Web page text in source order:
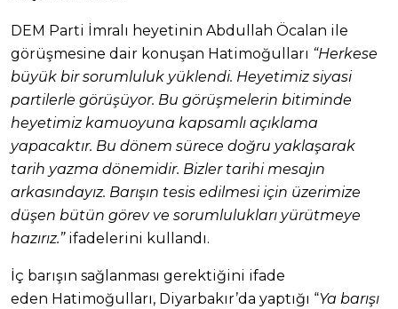
DEM Parti İmralı heyetinin Abdullah Öcalan ile
görüşmesine dair konuşan Hatimoğulları “Herkese
büyük bir sorumluluk yüklendi. Heyetimiz siyasi
partilerle görüşüyor. Bu görüşmelerin bitiminde
heyetimiz kamuoyuna kapsamlı açıklama
yapacaktır. Bu dönem sürece doğru yaklaşarak
tarih yazma dönemidir. Bizler tarihi mesajın
arkasındayız. Barışın tesis edilmesi için üzerimize
düşen bütün görev ve sorumlulukları yürütmeye
hazırız.”ifadelerini kullandı.
İç barışın sağlanması gerektiğini ifade
eden Hatimoğulları, Diyarbakır’da yaptığı “Ya barışı